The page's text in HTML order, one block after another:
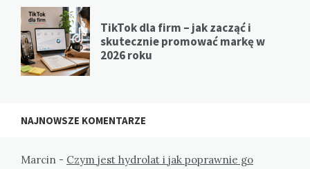
TikTok dla firm – jak zacząć i
skutecznie promować markę w
2026 roku
NAJNOWSZE KOMENTARZE
Marcin - Czym jest hydrolat i jak poprawnie go